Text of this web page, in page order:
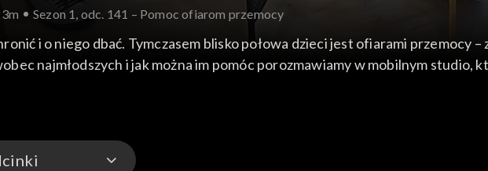
Sezon 1, odc. 141 – Pomoc ofiarom przemocy
i o niego dbać. Tymczasem blisko połowa dzieci jest ofiarami przemocy
najmłodszych i jak można im pomóc porozmawiamy w mobilnym studio,